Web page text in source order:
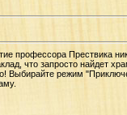
профессора Прествика
что запросто найдет
Выбирайте режим